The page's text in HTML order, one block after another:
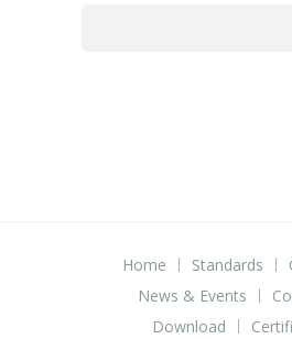
Home Standards
News & Events
Download